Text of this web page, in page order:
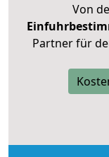
Von
Partner für